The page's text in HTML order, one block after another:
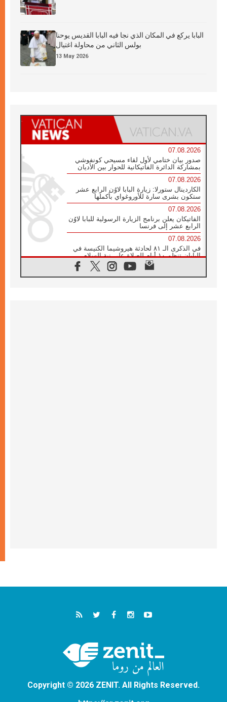
البابا يركع في المكان الذي نجا فيه البابا القديس يوحنا
بولس الثاني من محاولة اغتيال
13 May 2026
07.08.2026
صدور بيان ختامي لأول لقاء مسيحي كونفوشي
بمشاركة الدائرة الفاتيكانية للحوار بين الأديان
07.08.2026
الكاردينال ستورلا: زيارة البابا لاوُن الرابع عشر
ستكون بشرى سارة للأوروغواي بأكملها
07.08.2026
الفاتيكان يعلن برنامج الزيارة الرسولية للبابا لاوُن
الرابع عشر إلى فرنسا
07.08.2026
في الذكرى الـ ٨١ لحادثة هيروشيما الكنيسة في
اليابان تنظم ١٠ أيام للصلاة على نية السلام
الكنيسة في الأوروغواي: زيارة البابا ستعزز
Copyright © 2026 ZENIT. All Rights Reserved.